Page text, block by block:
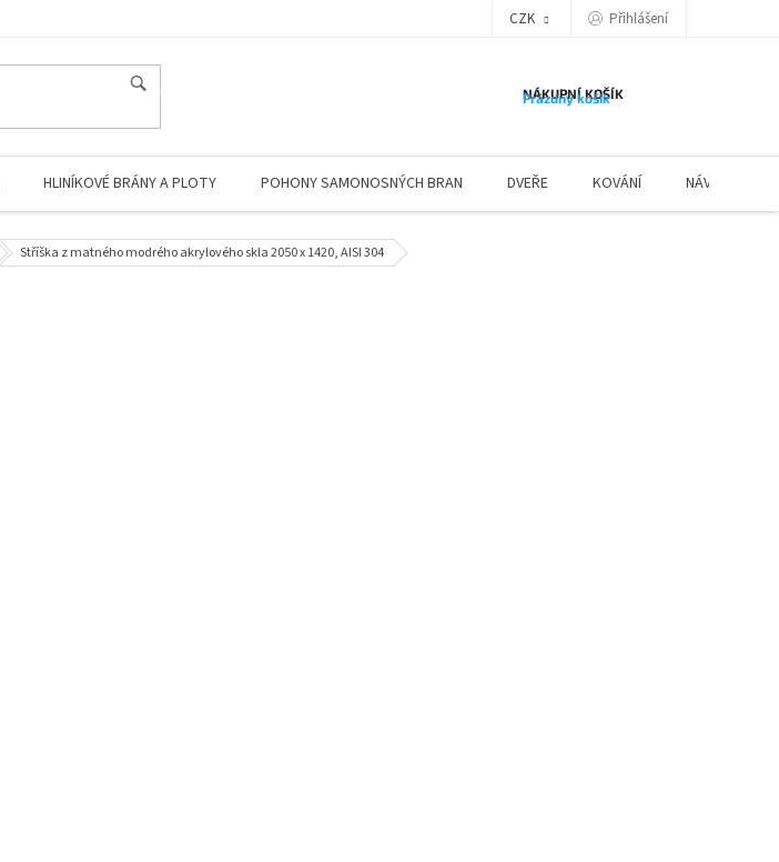
CZK Přihlášení
NÁKUPNÍ KOŠÍK
Prázdný košík
HLINÍKOVÉ BRÁNY A PLOTY POHONY SAMONOSNÝCH BRAN DVEŘE KOVÁNÍ NÁVODY
Stříška z matného modrého akrylového skla 2050 x 1420, AISI 304